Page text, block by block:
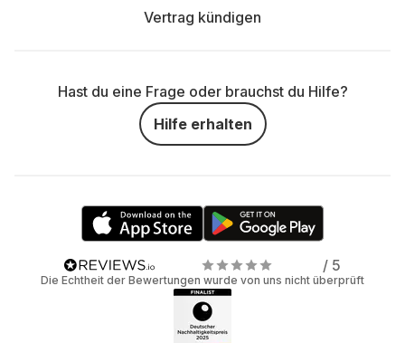
Vertrag kündigen
Hast du eine Frage oder brauchst du Hilfe?
Hilfe erhalten
/ 5
Die Echtheit der Bewertungen wurde von uns nicht überprüft